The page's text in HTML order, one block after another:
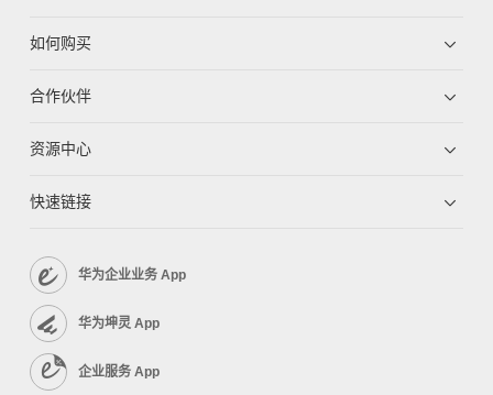
如何购买
合作伙伴
资源中心
快速链接
华为企业业务 App
华为坤灵 App
企业服务 App